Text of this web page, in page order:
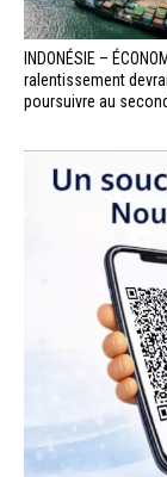
INDONÉSIE –
ralentissement
poursuivre au